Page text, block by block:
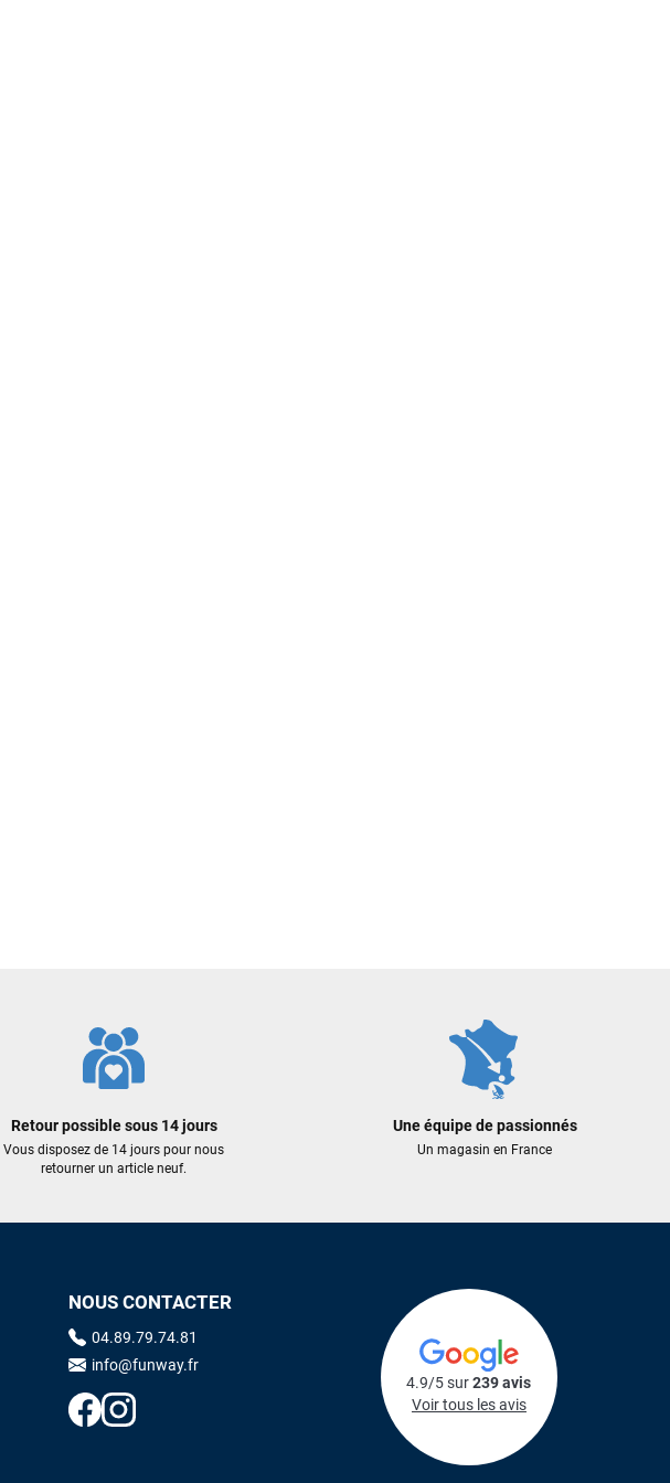
Retour possible sous 14 jours
Vous disposez de 14 jours pour nous
retourner un article neuf.
Une équipe de passionnés
Un magasin en France
NOUS CONTACTER
04.89.79.74.81
info@funway.fr
4.9/5 sur239 avis
Voir tous les avis
board eux m'ont
! Excellent conseil
pour cette severne